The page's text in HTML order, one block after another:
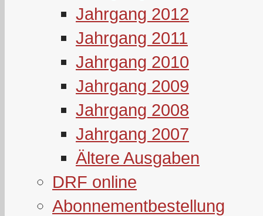
Jahrgang 2012
Jahrgang 2011
Jahrgang 2010
Jahrgang 2009
Jahrgang 2008
Jahrgang 2007
Ältere Ausgaben
DRF online
Abonnementbestellung